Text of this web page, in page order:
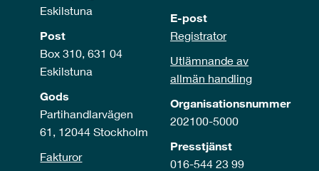
Eskilstuna
Post
Box 310, 631 04
Eskilstuna
Gods
Partihandlarvägen
61, 12044 Stockholm
Fakturor
E-post
Registrator
Utlämnande av
allmän handling
Organisationsnummer
202100-5000
Presstjänst
016-544 23 99